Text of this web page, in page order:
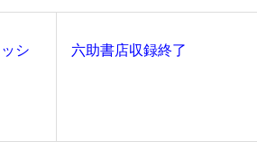
シ
六助書店収録終了